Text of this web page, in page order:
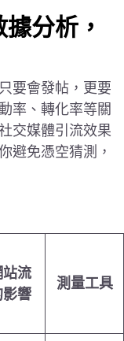
分析，
要會發帖，更要
率、轉化率等關
交媒體引流效果
避免憑空猜測，
流
響
測量工具